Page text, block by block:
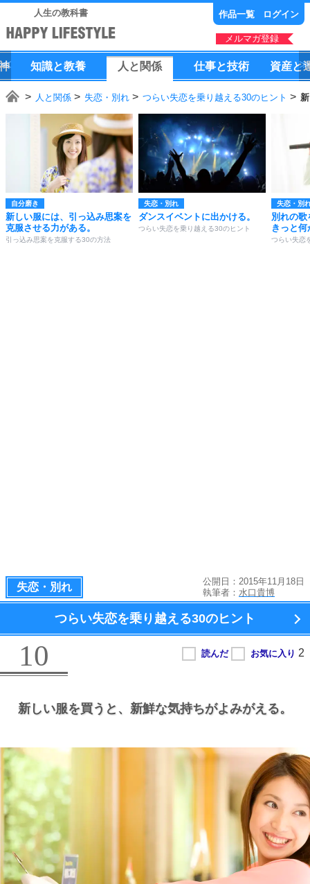
人生の教科書 作品一覧 ログイン
メルマガ登録
知識と教養 人 と 関係 仕事と技術 資産と
人と関係 失恋・別れ つらい失恋を乗り越える30のヒント
自分磨き
新しい服には、引っ込み思案を
克服させる力がある。
引っ込み思案を克服する30の方法
失恋・別れ
ダンスイベントに出かける。
つらい失恋を乗り越える30のヒント
失恋・別
別れの歌
きっと
つらい失恋
失恋・別れ
公開日：2015年11月18日
執筆者： 水口貴博
つらい失恋を乗り越える30のヒント
10
新しい服を買うと、 新鮮な気持ちがよみがえる。